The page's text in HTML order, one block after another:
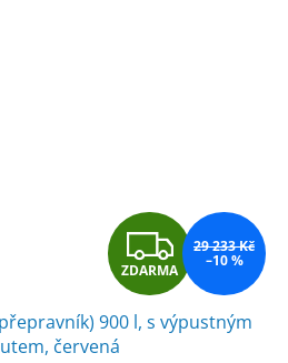
Z
D
A
ZDARMA
29 233 Kč
–10 %
900 l, s výpustným
červená